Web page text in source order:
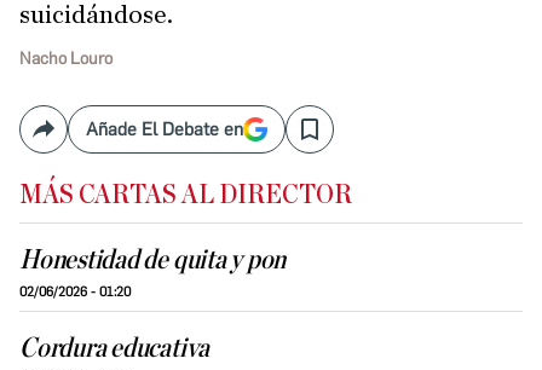
suicidándose.
Nacho Louro
CompartirAñade El Debate en Save
MÁS CARTAS AL DIRECTOR
Honestidad de quita y pon
02/06/2026 - 01:20
Cordura educativa